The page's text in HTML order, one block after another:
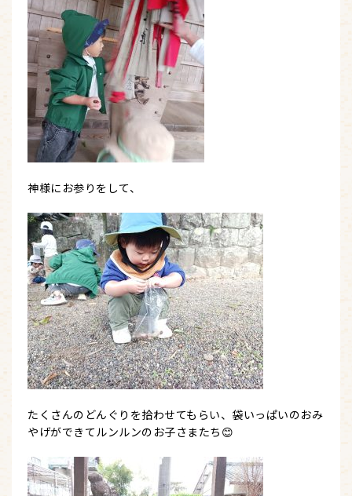
神様にお参りをして、
たくさんのどんぐりを拾わせてもらい、袋いっぱいのおみ
やげができてルンルンのお子さまたち😊